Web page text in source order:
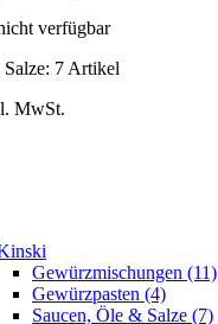
verfügbar
7 Artikel
MwSt.
Gewürzmischungen (11)
Gewürzpasten (4)
Saucen, Öle & Salze (7)